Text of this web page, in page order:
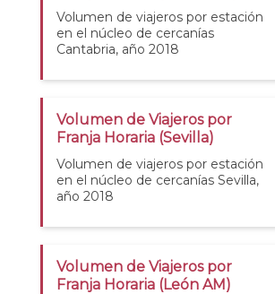
Volumen de viajeros por estación
en el núcleo de cercanías
Cantabria, año 2018
Volumen de Viajeros por
Franja Horaria (Sevilla)
Volumen de viajeros por estación
en el núcleo de cercanías Sevilla,
año 2018
Volumen de Viajeros por
Franja Horaria (León AM)